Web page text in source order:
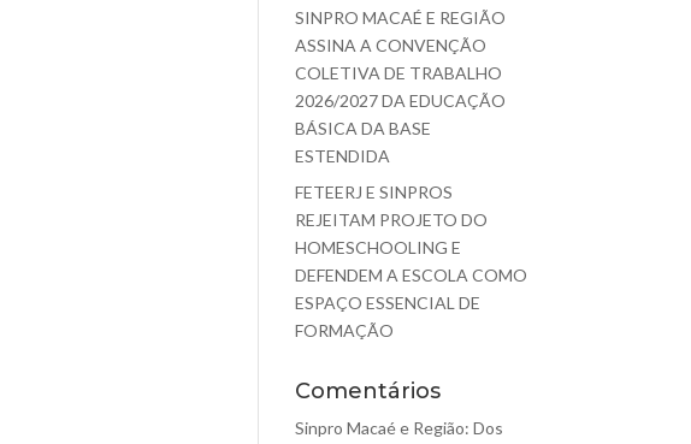
SINPRO MACAÉ E REGIÃO
ASSINA A CONVENÇÃO
COLETIVA DE TRABALHO
2026/2027 DA EDUCAÇÃO
BÁSICA DA BASE
ESTENDIDA
FETEERJ E SINPROS
REJEITAM PROJETO DO
HOMESCHOOLING E
DEFENDEM A ESCOLA COMO
ESPAÇO ESSENCIAL DE
FORMAÇÃO
Comentários
Sinpro Macaé e Região: Dos